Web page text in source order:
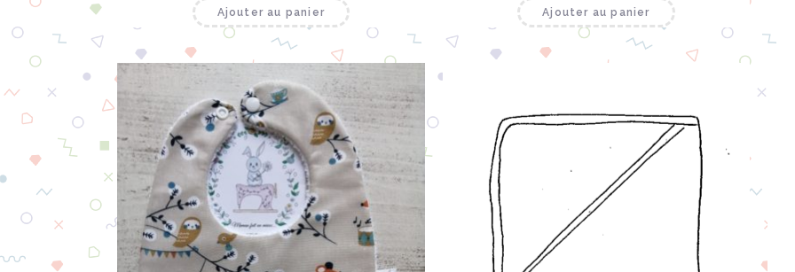
Ajouter au panier Ajouter au panier